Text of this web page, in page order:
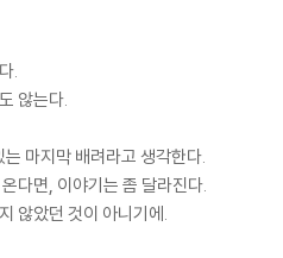
.
않는다.
마지막 배려라고 생각한다.
다면, 이야기는 좀 달라진다.
않았던 것이 아니기에.